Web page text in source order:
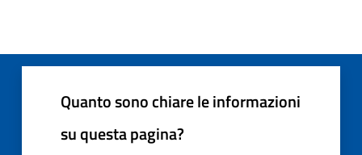
Quanto sono chiare le informazioni
su questa pagina?